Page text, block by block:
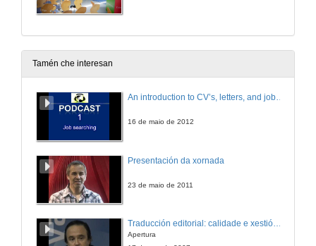
Tamén che interesan
An introduction to CV’s, letters, and job searching
16 de maio de 2012
Presentación da xornada
23 de maio de 2011
Traducción editorial: calidade e xestión de proxectos
Apertura